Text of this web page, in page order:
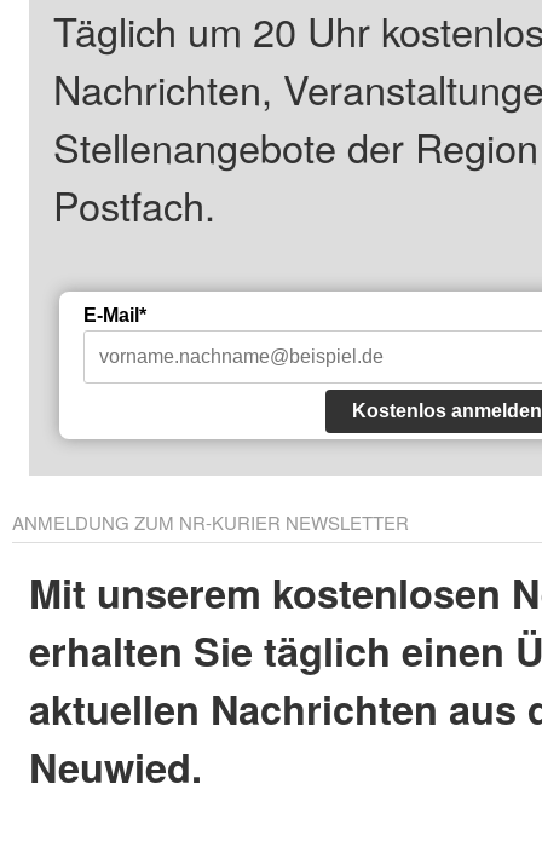
Täglich um 20 Uhr
Nachrichten,
Stellenangebote der
Postfach.
E-Mail*
Kostenlos anmelden
ANMELDUNG ZUM NR-KURIER NEWSLETTER
Mit unserem kostenlosen
erhalten Sie täglich einen
aktuellen Nachrichten aus
Neuwied.